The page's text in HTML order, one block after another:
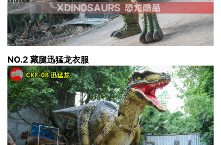
NO.2 藏腿迅猛龙衣服